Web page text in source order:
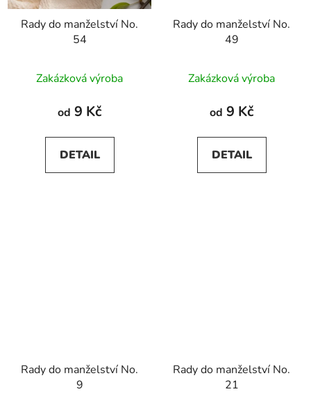
Rady do manželství No.
54
Zakázková výroba
od 9 Kč
DETAIL
Rady do manželství No.
49
Zakázková výroba
od 9 Kč
DETAIL
Rady do manželství No.
9
Rady do manželství No.
21